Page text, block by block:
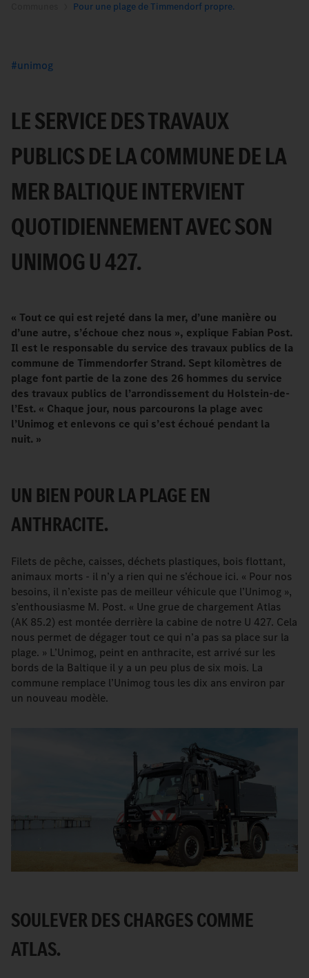
Pour une plage de Timmendorf propre.
unimog
LE SERVICE DES TRAVAUX
PUBLICS DE LA COMMUNE DE LA
MER BALTIQUE INTERVIENT
QUOTIDIENNEMENT AVEC SON
UNIMOG U 427.
« Tout ce qui est rejeté dans la mer, d’une manière ou
d’une autre, s’échoue chez nous », explique Fabian Post.
Il est le responsable du service des travaux publics de la
commune de Timmendorfer Strand. Sept kilomètres de
plage font partie de la zone des 26 hommes du service
des travaux publics de l’arrondissement du Holstein-de-
l’Est. « Chaque jour, nous parcourons la plage avec
l’Unimog et enlevons ce qui s’est échoué pendant la
nuit. »
UN BIEN POUR LA PLAGE EN
ANTHRACITE.
Filets de pêche, caisses, déchets plastiques, bois flottant,
animaux morts - il n’y a rien qui ne s’échoue ici. « Pour nos
besoins, il n’existe pas de meilleur véhicule que l’Unimog »,
s’enthousiasme M. Post. « Une grue de chargement Atlas
(AK 85.2) est montée derrière la cabine de notre U 427. Cela
nous permet de dégager tout ce qui n’a pas sa place sur la
plage. » L’Unimog, peint en anthracite, est arrivé sur les
bords de la Baltique il y a un peu plus de six mois. La
commune remplace l’Unimog tous les dix ans environ par
un nouveau modèle.
SOULEVER DES CHARGES COMME
ATLAS.